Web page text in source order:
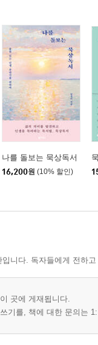
나를 돌보는 묵상독서
16,200원 (10% 할인)
니다. 독자들에게 전하
곳에 게재됩니다.
기를, 책에 대한 문의는